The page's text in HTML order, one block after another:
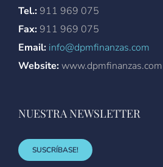
Tel.: 911 969 075
Fax: 911 969 075
Email: info@dpmfinanzas.com
Website:www.dpmfinanzas.com
NUESTRA NEWSLETTER
SUSCRÍBASE!